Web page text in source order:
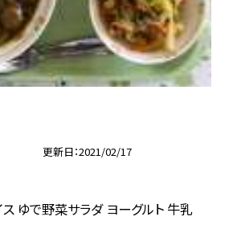
更新日 2021/02/17
ス ゆで野菜サラダ ヨーグルト 牛乳